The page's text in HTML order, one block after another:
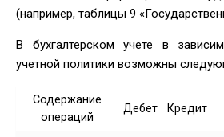
(например, таблицы 9
В бухгалтерском учете в
учетной политики возможны
Содержание
операций
Дебет Кредит